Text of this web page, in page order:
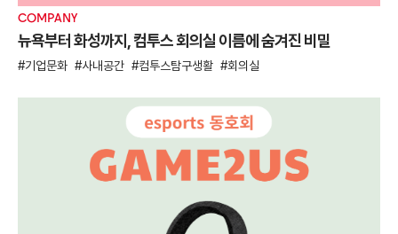
COMPANY
뉴욕부터 화성까지, 컴투스 회의실 이름에 숨겨진 비밀
기업문화 사내공간 컴투스탐구생활 회의실